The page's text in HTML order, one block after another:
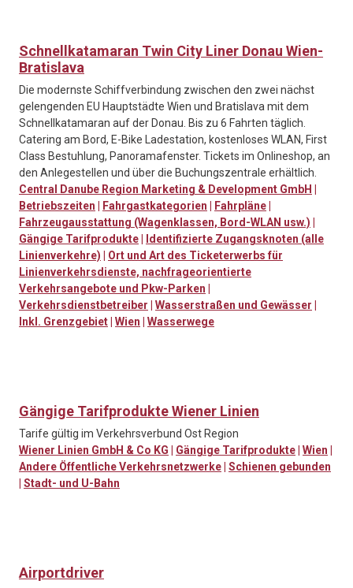
Schnellkatamaran Twin City Liner Donau Wien-
Bratislava
Die modernste Schiffverbindung zwischen den zwei nächst
gelengenden EU Hauptstädte Wien und Bratislava mit dem
Schnellkatamaran auf der Donau. Bis zu 6 Fahrten täglich.
Catering am Bord, E-Bike Ladestation, kostenloses WLAN, First
Class Bestuhlung, Panoramafenster. Tickets im Onlineshop, an
den Anlegestellen und über die Buchungszentrale erhältlich.
Central Danube Region Marketing & Development GmbH
Betriebszeiten
Fahrgastkategorien Fahrpläne
Fahrzeugausstattung (Wagenklassen, Bord-WLAN usw.)
Gängige Tarifprodukte
Identifizierte Zugangsknoten (alle
Linienverkehre)
Ort und Art des Ticketerwerbs für
Linienverkehrsdienste, nachfrageorientierte
Verkehrsangebote und Pkw-Parken
Verkehrsdienstbetreiber
Wasserstraßen und Gewässer
Inkl. Grenzgebiet Wien Wasserwege
Gängige Tarifprodukte Wiener Linien
Tarife gültig im Verkehrsverbund Ost Region
Wiener Linien GmbH & Co KG
Gängige Tarifprodukte Wien
Andere Öffentliche Verkehrsnetzwerke Schienen gebunden
Stadt- und U-Bahn
Airportdriver